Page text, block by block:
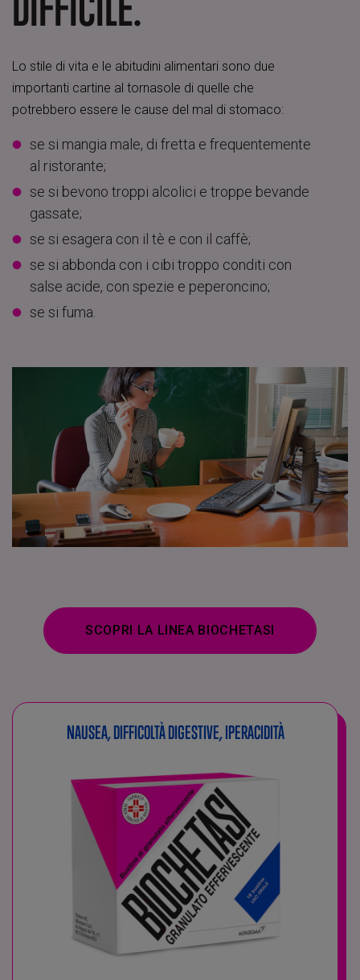
Lo stile di vita e le abitudini alimentari sono due
importanti cartine al tornasole di quelle che
potrebbero essere le cause del mal di stomaco:
se si mangia male, di fretta e frequentemente
al ristorante;
se si bevono troppi alcolici e troppe bevande
gassate;
se si esagera con il tè e con il caffè;
se si abbonda con i cibi troppo conditi con
salse acide, con spezie e peperoncino;
se si fuma.
SCOPRI LA LINEA BIOCHETASI
NAUSEA, DIFFICOLTÀ DIGESTIVE, IPERACIDITÀ